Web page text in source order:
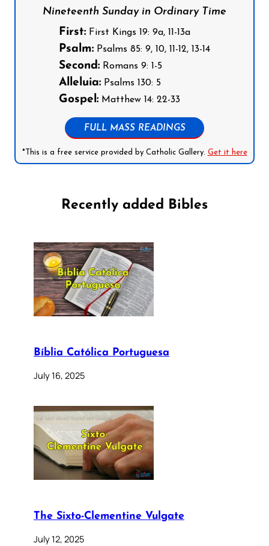
Nineteenth Sunday in Ordinary Time
First: First Kings 19: 9a, 11-13a
Psalm: Psalms 85: 9, 10, 11-12, 13-14
Second: Romans 9: 1-5
Alleluia: Psalms 130: 5
Gospel: Matthew 14: 22-33
FULL MASS READINGS
*This is a free service provided by Catholic Gallery. Get it here
Recently added Bibles
Bíblia Católica Portuguesa
July 16, 2025
The Sixto-Clementine Vulgate
July 12, 2025